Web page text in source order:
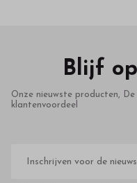
Blijf
Onze nieuwste producten,
klantenvoordeel
mailadres